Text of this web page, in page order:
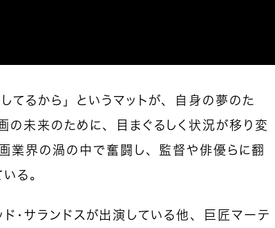
てるから」というマットが、自身の夢のた
の未来のために、目まぐるしく状況が移り変
業界の渦の中で奮闘し、監督や俳優らに翻
る。
・サランドスが出演している他、巨匠マーテ